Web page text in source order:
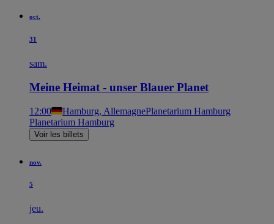
oct.
31
sam.
Meine Heimat - unser Blauer Planet
12:00 Hamburg, AllemagnePlanetarium Hamburg
Planetarium Hamburg
Voir les billets
nov.
5
jeu.